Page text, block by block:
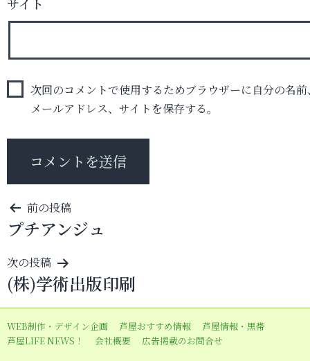
次回のコメントで使用するためブラウザーに自分の名前
メールアドレス、サイトを保存する。
投
稿
ナ
ビ
ゲ
ー
シ
前の投稿
プチアンジュ
次の投稿
(株)学術出版印刷
WEB制作・デザイン企画 芦屋おすすめ情報
芦屋情報・黒帯
芦屋LIFE NEWS！
会社概要 広告掲載のお問合せ